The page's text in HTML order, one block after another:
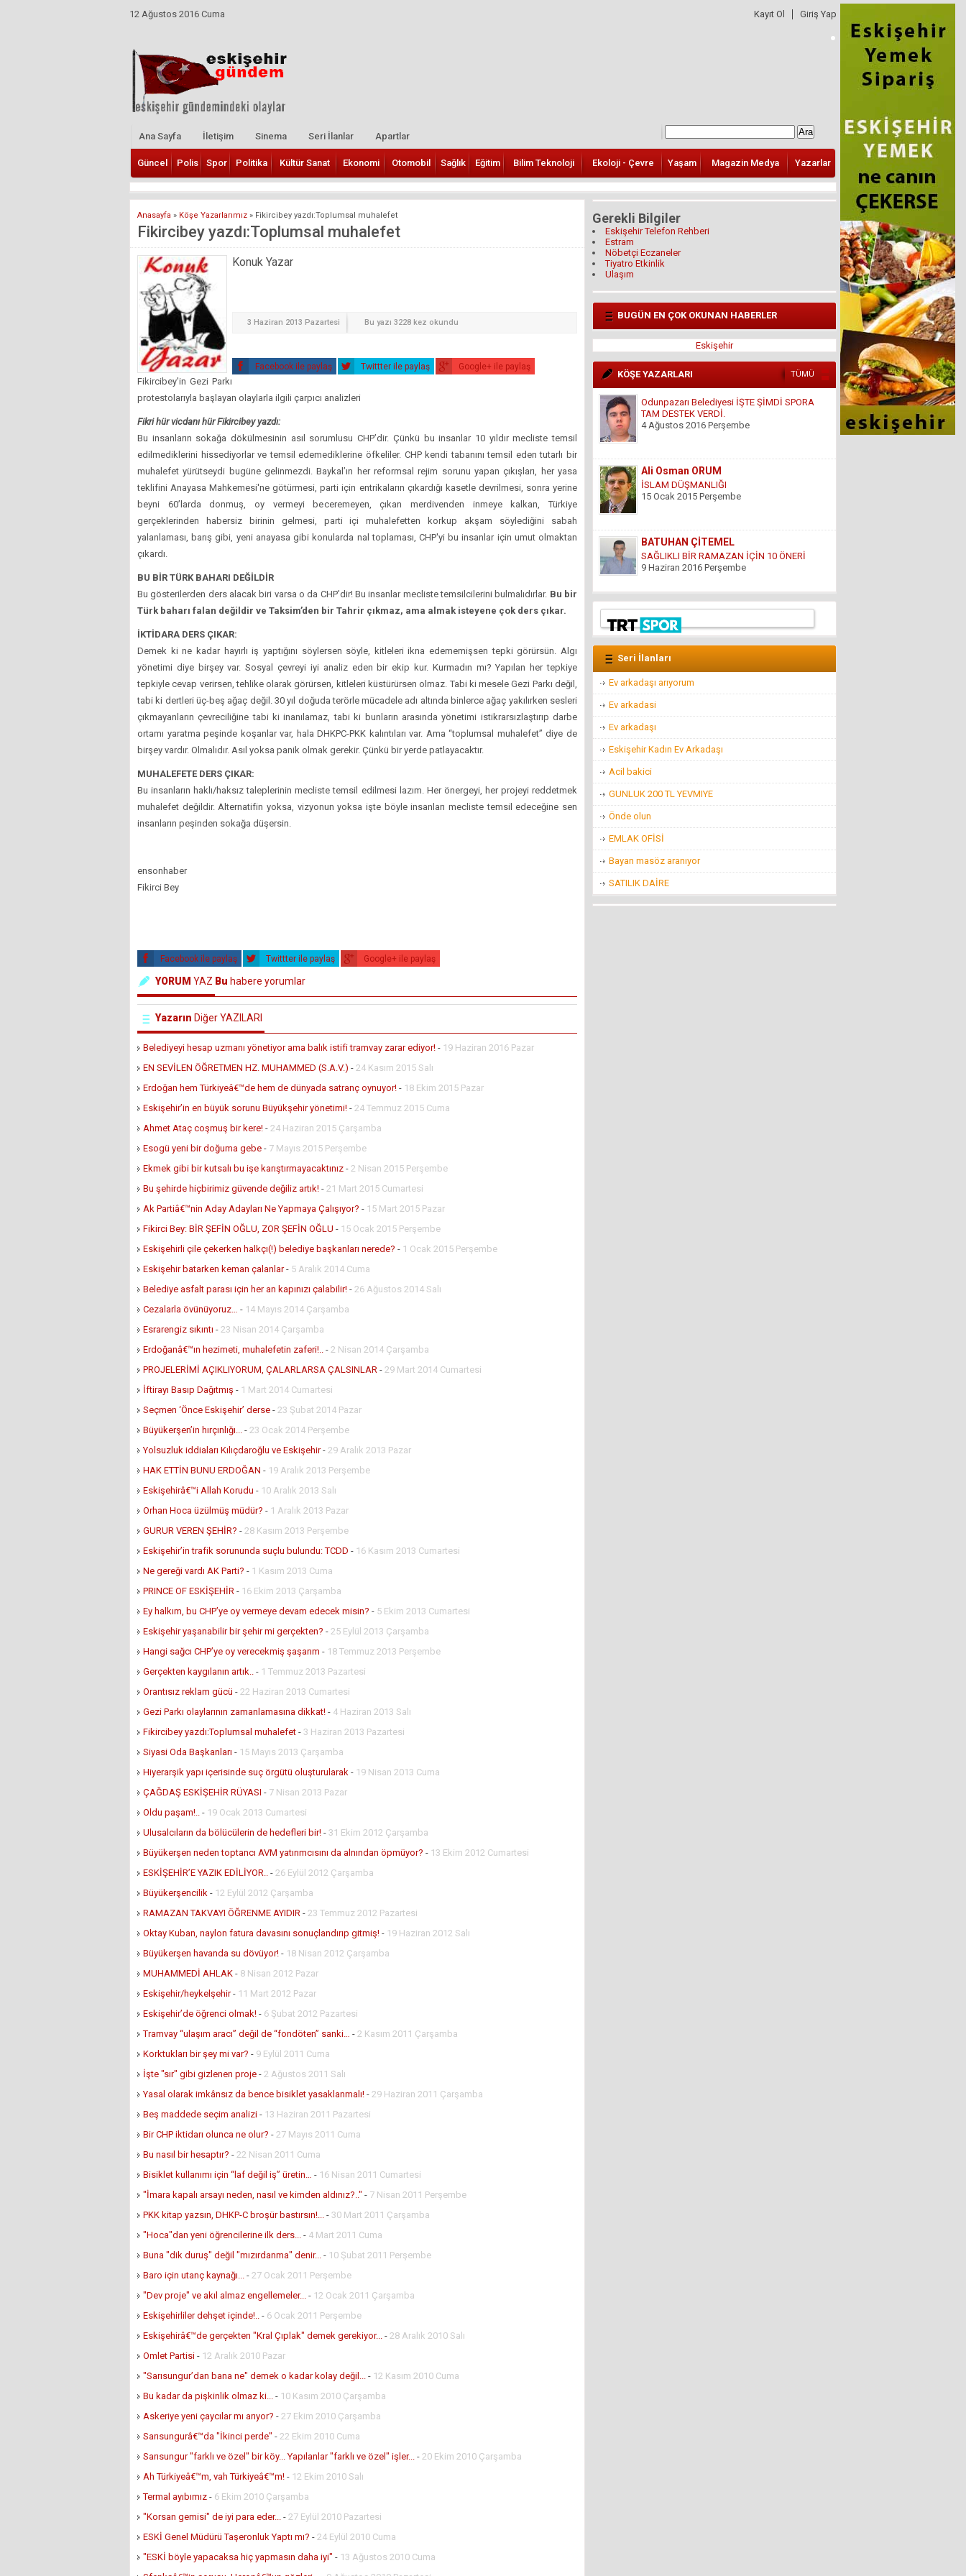
12 Ağustos 2016 Cuma Kayıt Ol Giriş Yap
Ana Sayfa İletişim Sinema Seri İlanlar Apartlar
Güncel Polis Spor Politika Kültür Sanat Ekonomi Otomobil Sağlık Eğitim Bilim Teknoloji Ekoloji - Çevre Yaşam Magazin Medya Yazarlar
Anasayfa » Köşe Yazarlarımız » Fikircibey yazdı:Toplumsal muhalefet
Fikircibey yazdı:Toplumsal muhalefet
Konuk Yazar
3 Haziran 2013 Pazartesi Bu yazı 3228 kez okundu
Facebook ile paylaş Twittter ile paylaş Google+ ile paylaş
Fikircibey'in Gezi Parkı
protestolarıyla başlayan olaylarla ilgili çarpıcı analizleri
Fikri hür vicdanı hür Fikircibey yazdı:
Bu insanların sokağa dökülmesinin asıl sorumlusu CHP’dir. Çünkü bu insanlar 10 yıldır mecliste temsil
edilmediklerini hissediyorlar ve temsil edemediklerine öfkeliler. CHP kendi tabanını temsil eden tutarlı bir
muhalefet yürütseydi bugüne gelinmezdi. Baykal’ın her reformsal rejim sorunu yapan çıkışları, her yasa
teklifini Anayasa Mahkemesi'ne götürmesi, parti için entrikaların çıkardığı kasetle devrilmesi, sonra yerine
beyni 60’larda donmuş, oy vermeyi beceremeyen, çıkan merdivenden inmeye kalkan, Türkiye
gerçeklerinden habersiz birinin gelmesi, parti içi muhalefetten korkup akşam söylediğini sabah
yalanlaması, barış gibi, yeni anayasa gibi konularda nal toplaması, CHP'yi bu insanlar için umut olmaktan
çıkardı.
BU BİR TÜRK BAHARI DEĞİLDİR
Bu gösterilerden ders alacak biri varsa o da CHP’dir! Bu insanlar mecliste temsilcilerini bulmalıdırlar. Bu bir
Türk baharı falan değildir ve Taksim’den bir Tahrir çıkmaz, ama almak isteyene çok ders çıkar.
İKTİDARA DERS ÇIKAR:
Demek ki ne kadar hayırlı iş yaptığını söylersen söyle, kitleleri ikna edememişsen tepki görürsün. Algı
yönetimi diye birşey var. Sosyal çevreyi iyi analiz eden bir ekip kur. Kurmadın mı? Yapılan her tepkiye
tepkiyle cevap verirsen, tehlike olarak görürsen, kitleleri küstürürsen olmaz. Tabi ki mesele Gezi Parkı değil,
tabi ki dertleri üç-beş ağaç değil. 30 yıl doğuda terörle mücadele adı altında binlerce ağaç yakılırken sesleri
çıkmayanların çevreciliğine tabi ki inanılamaz, tabi ki bunların arasında yönetimi istikrarsızlaştırıp darbe
ortamı yaratma peşinde koşanlar var, hala DHKPC-PKK kalıntıları var. Ama “toplumsal muhalefet” diye de
birşey vardır. Olmalıdır. Asıl yoksa panik olmak gerekir. Çünkü bir yerde patlayacaktır.
MUHALEFETE DERS ÇIKAR:
Bu insanların haklı/haksız taleplerinin mecliste temsil edilmesi lazım. Her önergeyi, her projeyi reddetmek
muhalefet değildir. Alternatifin yoksa, vizyonun yoksa işte böyle insanları mecliste temsil edeceğine sen
insanların peşinden sokağa düşersin.
ensonhaber
Fikirci Bey
Facebook ile paylaş Twittter ile paylaş Google+ ile paylaş
YORUM YAZ Bu habere yorumlar
Yazarın Diğer YAZILARI
Belediyeyi hesap uzmanı yönetiyor ama balık istifi tramvay zarar ediyor! - 19 Haziran 2016 Pazar
EN SEVİLEN ÖĞRETMEN HZ. MUHAMMED (S.A.V.) - 24 Kasım 2015 Salı
Erdoğan hem Türkiyeâ€™de hem de dünyada satranç oynuyor! - 18 Ekim 2015 Pazar
Eskişehir’in en büyük sorunu Büyükşehir yönetimi! - 24 Temmuz 2015 Cuma
Ahmet Ataç coşmuş bir kere! - 24 Haziran 2015 Çarşamba
Esogü yeni bir doğuma gebe - 7 Mayıs 2015 Perşembe
Ekmek gibi bir kutsalı bu işe karıştırmayacaktınız - 2 Nisan 2015 Perşembe
Bu şehirde hiçbirimiz güvende değiliz artık! - 21 Mart 2015 Cumartesi
Ak Partiâ€™nin Aday Adayları Ne Yapmaya Çalışıyor? - 15 Mart 2015 Pazar
Fikirci Bey: BİR ŞEFİN OĞLU, ZOR ŞEFİN OĞLU - 15 Ocak 2015 Perşembe
Eskişehirli çile çekerken halkçı(!) belediye başkanları nerede? - 1 Ocak 2015 Perşembe
Eskişehir batarken keman çalanlar- 5 Aralık 2014 Cuma
Belediye asfalt parası için her an kapınızı çalabilir! - 26 Ağustos 2014 Salı
Cezalarla övünüyoruz…
- 14 Mayıs 2014 Çarşamba
Esrarengiz sıkıntı - 23 Nisan 2014 Çarşamba
Erdoğanâ€™ın hezimeti, muhalefetin zaferi!..
- 2 Nisan 2014 Çarşamba
PROJELERİMİ AÇIKLIYORUM, ÇALARLARSA ÇALSINLAR - 29 Mart 2014 Cumartesi
İftirayı Basıp Dağıtmış - 1 Mart 2014 Cumartesi
Seçmen ‘Önce Eskişehir’ derse - 23 Şubat 2014 Pazar
Büyükerşen’in hırçınlığı...
- 23 Ocak 2014 Perşembe
Yolsuzluk iddiaları Kılıçdaroğlu ve Eskişehir- 29 Aralık 2013 Pazar
HAK ETTİN BUNU ERDOĞAN - 19 Aralık 2013 Perşembe
Eskişehirâ€™i Allah Korudu - 10 Aralık 2013 Salı
Orhan Hoca üzülmüş müdür? - 1 Aralık 2013 Pazar
GURUR VEREN ŞEHİR? - 28 Kasım 2013 Perşembe
Eskişehir’in trafik sorununda suçlu bulundu: TCDD - 16 Kasım 2013 Cumartesi
Ne gereği vardı AK Parti? - 1 Kasım 2013 Cuma
PRINCE OF ESKİŞEHİR - 16 Ekim 2013 Çarşamba
Ey halkım, bu CHP’ye oy vermeye devam edecek misin? - 5 Ekim 2013 Cumartesi
Eskişehir yaşanabilir bir şehir mi gerçekten? - 25 Eylül 2013 Çarşamba
Hangi sağcı CHP’ye oy verecekmiş şaşarım - 18 Temmuz 2013 Perşembe
Gerçekten kaygılanın artık..
- 1 Temmuz 2013 Pazartesi
Orantısız reklam gücü - 22 Haziran 2013 Cumartesi
Gezi Parkı olaylarının zamanlamasına dikkat! - 4 Haziran 2013 Salı
Fikircibey yazdı:Toplumsal muhalefet - 3 Haziran 2013 Pazartesi
Siyasi Oda Başkanları - 15 Mayıs 2013 Çarşamba
Hiyerarşik yapı içerisinde suç örgütü oluşturularak - 19 Nisan 2013 Cuma
ÇAĞDAŞ ESKİŞEHİR RÜYASI - 7 Nisan 2013 Pazar
Oldu paşam!..
- 19 Ocak 2013 Cumartesi
Ulusalcıların da bölücülerin de hedefleri bir! - 31 Ekim 2012 Çarşamba
Büyükerşen neden toptancı AVM yatırımcısını da alnından öpmüyor? - 13 Ekim 2012 Cumartesi
ESKİŞEHİR’E YAZIK EDİLİYOR..
- 26 Eylül 2012 Çarşamba
Büyükerşencilik - 12 Eylül 2012 Çarşamba
RAMAZAN TAKVAYI ÖĞRENME AYIDIR - 23 Temmuz 2012 Pazartesi
Oktay Kuban, naylon fatura davasını sonuçlandırıp gitmiş! - 19 Haziran 2012 Salı
Büyükerşen havanda su dövüyor! - 18 Nisan 2012 Çarşamba
MUHAMMEDİ AHLAK - 8 Nisan 2012 Pazar
Eskişehir/heykelşehir- 11 Mart 2012 Pazar
Eskişehir’de öğrenci olmak! - 6 Şubat 2012 Pazartesi
Tramvay “ulaşım aracı” değil de “fondöten” sanki…
- 2 Kasım 2011 Çarşamba
Korktukları bir şey mi var? - 9 Eylül 2011 Cuma
İşte "sır" gibi gizlenen proje - 2 Ağustos 2011 Salı
Yasal olarak imkânsız da bence bisiklet yasaklanmalı! - 29 Haziran 2011 Çarşamba
Beş maddede seçim analizi - 13 Haziran 2011 Pazartesi
Bir CHP iktidarı olunca ne olur? - 27 Mayıs 2011 Cuma
Bu nasıl bir hesaptır? - 22 Nisan 2011 Cuma
Bisiklet kullanımı için “laf değil iş” üretin…
- 16 Nisan 2011 Cumartesi
"İmara kapalı arsayı neden, nasıl ve kimden aldınız?.." - 7 Nisan 2011 Perşembe
PKK kitap yazsın, DHKP-C broşür bastırsın!...
- 30 Mart 2011 Çarşamba
"Hoca"dan yeni öğrencilerine ilk ders... - 4 Mart 2011 Cuma
Buna "dik duruş" değil "mızırdanma" denir... - 10 Şubat 2011 Perşembe
Baro için utanç kaynağı... - 27 Ocak 2011 Perşembe
"Dev proje" ve akıl almaz engellemeler... - 12 Ocak 2011 Çarşamba
Eskişehirliler dehşet içinde!.. - 6 Ocak 2011 Perşembe
Eskişehirâ€™de gerçekten "Kral Çıplak" demek gerekiyor...
- 28 Aralık 2010 Salı
Omlet Partisi - 12 Aralık 2010 Pazar
"Sarısungur’dan bana ne" demek o kadar kolay değil... - 12 Kasım 2010 Cuma
Bu kadar da pişkinlik olmaz ki...
- 10 Kasım 2010 Çarşamba
Askeriye yeni çaycılar mı arıyor? - 27 Ekim 2010 Çarşamba
Sarısungurâ€™da "İkinci perde" - 22 Ekim 2010 Cuma
Sarısungur "farklı ve özel" bir köy... Yapılanlar "farklı ve özel" işler... - 20 Ekim 2010 Çarşamba
Ah Türkiyeâ€™m, vah Türkiyeâ€™m! - 12 Ekim 2010 Salı
Termal ayıbımız - 6 Ekim 2010 Çarşamba
"Korsan gemisi" de iyi para eder...
- 27 Eylül 2010 Pazartesi
ESKİ Genel Müdürü Taşeronluk Yaptı mı? - 24 Eylül 2010 Cuma
"ESKİ böyle yapacaksa hiç yapmasın daha iyi" - 13 Ağustos 2010 Cuma
Gerekli Bilgiler
Eskişehir Telefon Rehberi
Estram
Nöbetçi Eczaneler
Tiyatro Etkinlik
Ulaşım
BUGÜN EN ÇOK OKUNAN HABERLER
Eskişehir
KÖŞE YAZARLARI TÜMÜ
Odunpazarı Belediyesi İŞTE ŞİMDİ SPORA
TAM DESTEK VERDİ.
Ali Osman ORUM
BATUHAN ÇİTEMEL
GÜNDOĞDU YILDIRIM
İlkyardımcılara kim yardım edecek!..
BİR ŞEY ANCAK DEĞERİNİ BİLENİN YANINDA
KIYMETLİDİR...
22 Temmuz 2016 Cuma
Konuk Yazar
Belediyeyi hesap uzmanı yönetiyor ama balık
istifi tramvay zarar ediyor!
19 Haziran 2016 Pazar
İnsanlığın Bitiş Noktası “Öldürmek!”
11 Ağustos 2016 Perşembe
Seri İlanları
Ev arkadaşı arıyorum
Ev arkadasi
Ev arkadaşı
Eskişehir Kadın Ev Arkadaşı
Acil bakici
GUNLUK 200 TL YEVMIYE
Önde olun
EMLAK OFİSİ
Bayan masöz aranıyor
SATILIK DAİRE